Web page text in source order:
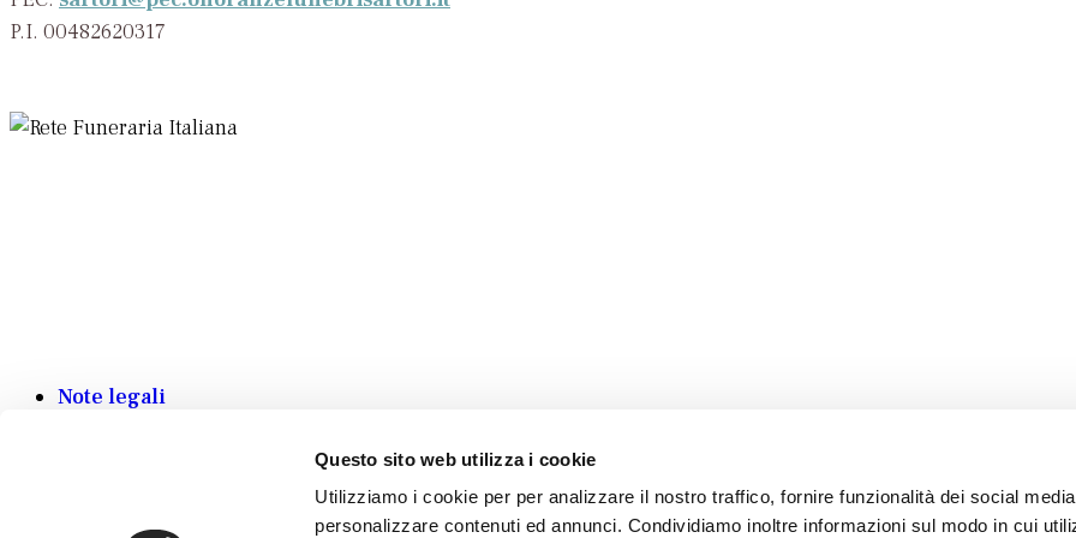
Questo sito web utilizza i cookie
Utilizziamo i cookie per per analizzare il nostro traffico, fornire funzionalità dei social
personalizzare contenuti ed annunci. Condividiamo inoltre informazioni sul modo in cui
P.I. 00482620317
Note legali